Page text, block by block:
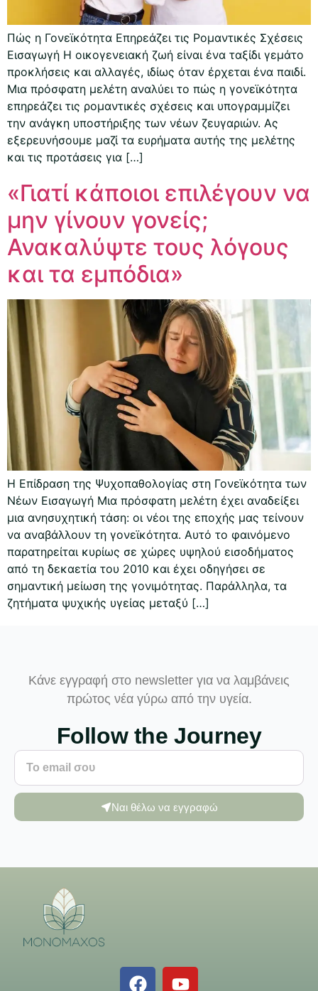
Πώς η Γονεϊκότητα Επηρεάζει τις Ρομαντικές Σχέσεις
Εισαγωγή Η οικογενειακή ζωή είναι ένα ταξίδι γεμάτο
προκλήσεις και αλλαγές, ιδίως όταν έρχεται ένα παιδί.
Μια πρόσφατη μελέτη αναλύει το πώς η γονεϊκότητα
επηρεάζει τις ρομαντικές σχέσεις και υπογραμμίζει
την ανάγκη υποστήριξης των νέων ζευγαριών. Ας
εξερευνήσουμε μαζί τα ευρήματα αυτής της μελέτης
και τις προτάσεις για […]
«Γιατί κάποιοι επιλέγουν να
μην γίνουν γονείς;
Ανακαλύψτε τους λόγους
και τα εμπόδια»
Η Επίδραση της Ψυχοπαθολογίας στη Γονεϊκότητα των
Νέων Εισαγωγή Μια πρόσφατη μελέτη έχει αναδείξει
μια ανησυχητική τάση: οι νέοι της εποχής μας τείνουν
να αναβάλλουν τη γονεϊκότητα. Αυτό το φαινόμενο
παρατηρείται κυρίως σε χώρες υψηλού εισοδήματος
από τη δεκαετία του 2010 και έχει οδηγήσει σε
σημαντική μείωση της γονιμότητας. Παράλληλα, τα
ζητήματα ψυχικής υγείας μεταξύ […]
Κάνε εγγραφή στο newsletter για να λαμβάνεις
πρώτος νέα γύρω από την υγεία.
Follow the Journey
Ναι θέλω να εγγραφώ